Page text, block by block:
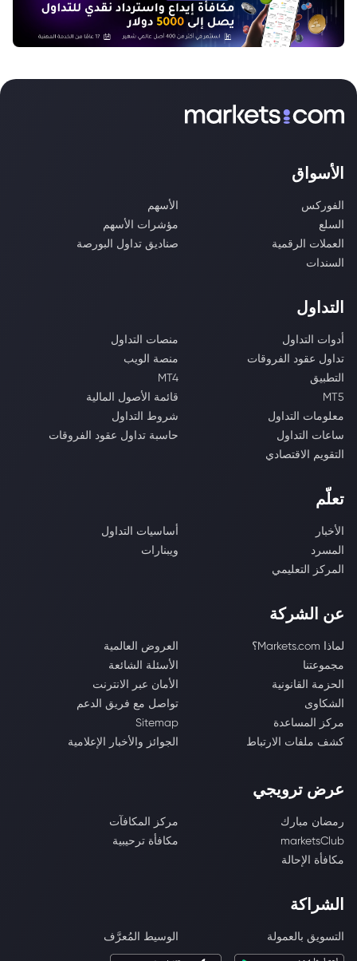
الأسواق
الفوركس
الأسهم
السلع
مؤشرات الأسهم
العملات الرقمية
صناديق تداول البورصة
السندات
التداول
أدوات التداول
منصات التداول
تداول عقود الفروقات
منصة الويب
التطبيق
MT4
MT5
قائمة الأصول المالية
معلومات التداول
شروط التداول
ساعات التداول
حاسبة تداول عقود الفروقات
التقويم الاقتصادي
تعلّم
الأخبار
أساسيات التداول
المسرد
ويبنارات
المركز التعليمي
عن الشركة
لماذا Markets.com؟
العروض العالمية
مجموعتنا
الأسئلة الشائعة
الحزمة القانونية
الأمان عبر الانترنت
الشكاوى
تواصل مع فريق الدعم
مركز المساعدة
Sitemap
كشف ملفات الارتباط
الجوائز والأخبار الإعلامية
عرض ترويجي
رمضان مبارك
مركز المكافآت
marketsClub
مكافأة ترحيبية
مكافأة الإحالة
الشراكة
التسويق بالعمولة الوسيط المُعرَّف